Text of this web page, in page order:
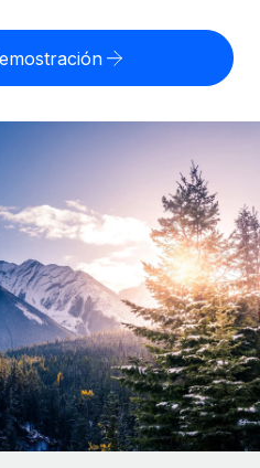
complejas.
flujos de trabajo sin
RR. HH. integradas para tu
HH. globales y nóminas para
de RR. HH.
empresas.
de puestos